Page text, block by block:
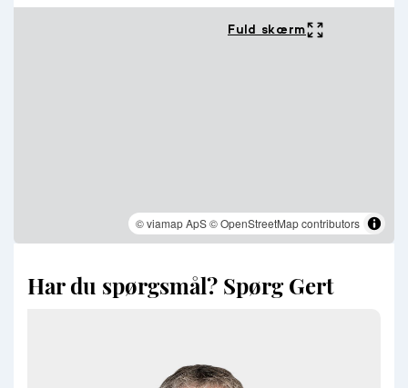
Fuld skærm
© viamap ApS© OpenStreetMap contributors
Har du spørgsmål? Spørg Gert